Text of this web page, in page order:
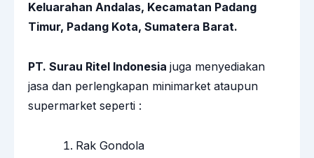
Keluarahan Andalas, Kecamatan Padang
Timur, Padang Kota, Sumatera Barat.
PT. Surau Ritel Indonesia juga menyediakan
jasa dan perlengkapan minimarket ataupun
supermarket seperti :
Rak Gondola